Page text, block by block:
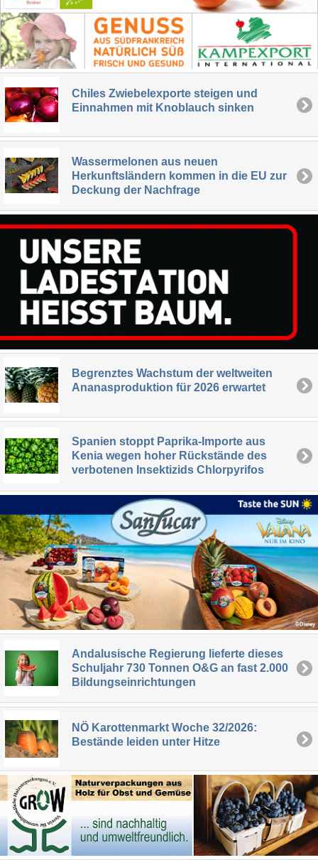
Chiles Zwiebelexporte steigen und
Einnahmen mit Knoblauch sinken
Wassermelonen aus neuen
Herkunftsländern kommen in die EU zur
Deckung der Nachfrage
Begrenztes Wachstum der weltweiten
Ananasproduktion für 2026 erwartet
Spanien stoppt Paprika-Importe aus
Kenia wegen hoher Rückstände des
verbotenen Insektizids Chlorpyrifos
Andalusische Regierung lieferte dieses
Schuljahr 730 Tonnen O&G an fast 2.000
Bildungseinrichtungen
NÖ Karottenmarkt Woche 32/2026:
Bestände leiden unter Hitze